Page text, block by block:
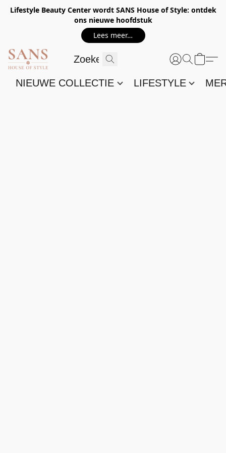
Lifestyle Beauty Center wordt SANS House of Style: ontdek
ons nieuwe hoofdstuk
Lees meer…
NIEUWE COLLECTIE LIFESTYLE